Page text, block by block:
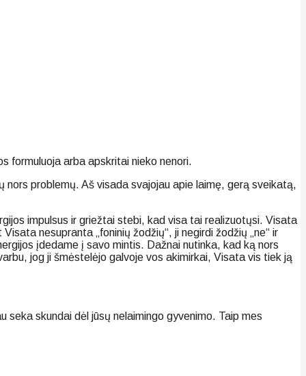
formuluoja arba apskritai nieko nenori.
problemų. Aš visada svajojau apie laimę, gerą sveikatą,
impulsus ir griežtai stebi, kad visa tai realizuotųsi. Visata
nesupranta „foninių žodžių“, ji negirdi žodžių „ne“ ir
įdedame į savo mintis. Dažnai nutinka, kad ką nors
jog ji šmėstelėjo galvoje vos akimirkai, Visata vis tiek ją
skundai dėl jūsų nelaimingo gyvenimo. Taip mes